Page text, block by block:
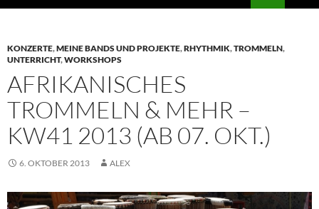
KONZERTE,MEINE BANDS UND PROJEKTE,RHYTHMIK,TROMMELN,
UNTERRICHT,WORKSHOPS
AFRIKANISCHES
TROMMELN & MEHR –
KW41 2013 (AB 07. OKT.)
6. OKTOBER 2013 ALEX